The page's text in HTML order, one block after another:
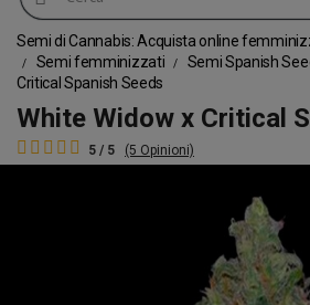
Semi di Cannabis: Acquista online
Semi femminizzati
Semi Spanish
Critical Spanish Seeds
White Widow x Critical
5 / 5 (5 Opinioni)